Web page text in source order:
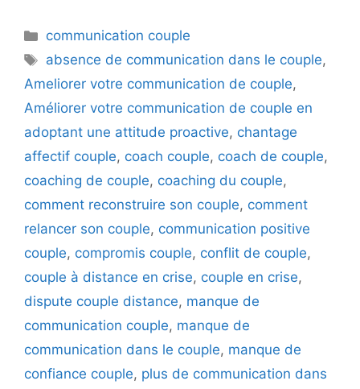
Catégories
communication couple
Étiquettes
absence de communication dans le couple,
Ameliorer votre communication de couple,
Améliorer votre communication de couple en
adoptant une attitude proactive, chantage
affectif couple, coach couple, coach de couple,
coaching de couple, coaching du couple,
comment reconstruire son couple, comment
relancer son couple, communication positive
couple, compromis couple, conflit de couple,
couple à distance en crise, couple en crise,
dispute couple distance, manque de
communication couple, manque de
communication dans le couple, manque de
confiance couple, plus de communication dans